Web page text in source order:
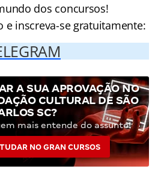
dos concursos!
e inscreva-se gratuitamente:
A SUA APROVAÇÃO NO
CULTURAL DE SÃO
SC?
mais entende do assunto!
NO GRAN CURSOS